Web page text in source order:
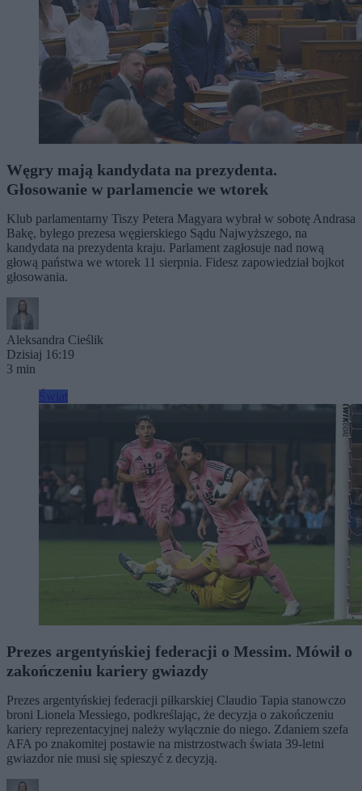
Węgry mają kandydata na prezydenta.
Głosowanie w parlamencie we wtorek
Klub parlamentarny Tiszy Petera Magyara wybrał w sobotę Andrasa
Bakę, byłego prezesa węgierskiego Sądu Najwyższego, na
kandydata na prezydenta kraju. Parlament zagłosuje nad nową
głową państwa we wtorek 11 sierpnia. Fidesz zapowiedział bojkot
głosowania.
Aleksandra Cieślik
Dzisiaj 16:19
3 min
Prezes argentyńskiej federacji o Messim. Mówił o
zakończeniu kariery gwiazdy
Prezes argentyńskiej federacji piłkarskiej Claudio Tapia stanowczo
broni Lionela Messiego, podkreślając, że decyzja o zakończeniu
kariery reprezentacyjnej należy wyłącznie do niego. Zdaniem szefa
AFA po znakomitej postawie na mistrzostwach świata 39-letni
gwiazdor nie musi się spieszyć z decyzją.